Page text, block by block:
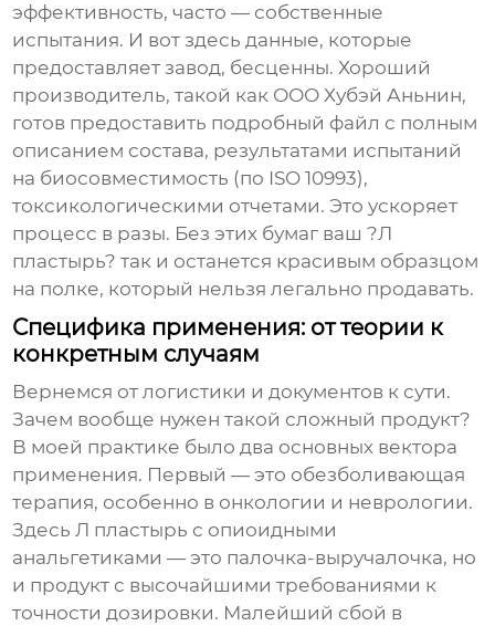
эффективность, часто — собственные
испытания. И вот здесь данные, которые
предоставляет завод, бесценны. Хороший
производитель, такой как ООО Хубэй Аньнин,
готов предоставить подробный файл с полным
описанием состава, результатами испытаний
на биосовместимость (по ISO 10993),
токсикологическими отчетами. Это ускоряет
процесс в разы. Без этих бумаг ваш ?Л
пластырь? так и останется красивым образцом
на полке, который нельзя легально продавать.
Специфика применения: от теории к
конкретным случаям
Вернемся от логистики и документов к сути.
Зачем вообще нужен такой сложный продукт?
В моей практике было два основных вектора
применения. Первый — это обезболивающая
терапия, особенно в онкологии и неврологии.
ЗдесьЛ пластырь с опиоидными
анальгетиками — это палочка-выручалочка, но
и продукт с высочайшими требованиями к
точности дозировки. Малейший сбой в